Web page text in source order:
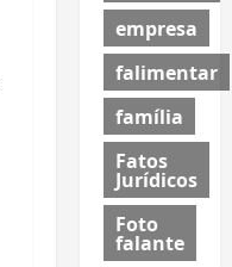
empresa
falimentar
família
Fatos
Jurídicos
Foto
falante